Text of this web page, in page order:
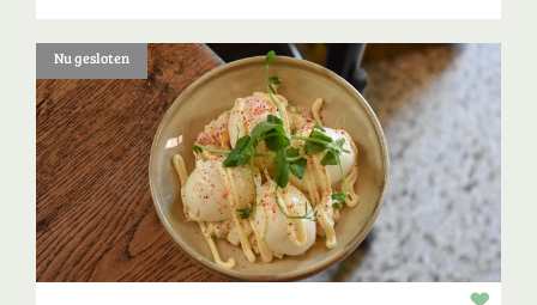
Nu gesloten